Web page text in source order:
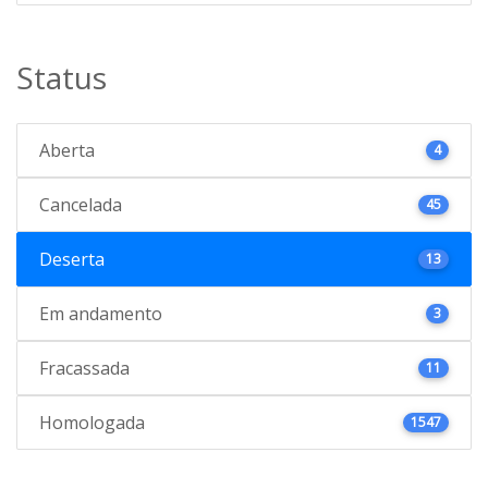
Status
Aberta 4
Cancelada 45
Deserta 13
Em andamento 3
Fracassada 11
Homologada 1547